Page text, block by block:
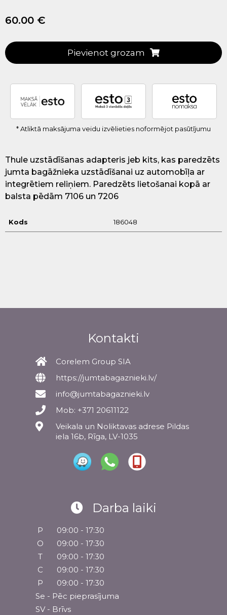
60.00 €
Pievienot grozam
* Atliktā maksājuma veidu izvēlieties noformējot pasūtījumu
Thule uzstādīšanas adapteris jeb kits, kas paredzēts
jumta bagāžnieka uzstādīšanai uz automobīļa ar
integrētiem reliņiem. Paredzēts lietošanai kopā ar
balsta pēdām 7106 un 7206
Kods 186048
Kontakti
Corelem Group SIA
https://jumtabagaznieki.lv/
info@jumtabagaznieki.lv
Mob: +371 20611122
Veikala un Noliktavas adrese Pildas
iela 16b, Rīga, LV-1035
Darba laiki
P
09:00 - 17:30
O
09:00 - 17:30
T
09:00 - 17:30
C
09:00 - 17:30
P
09:00 - 17:30
Se - Pēc pieprasījuma
SV - Brīvs